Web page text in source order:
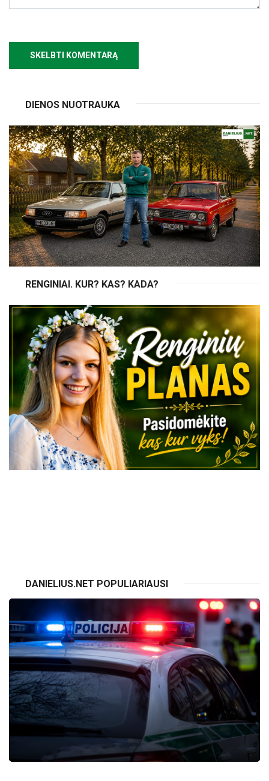
DIENOS NUOTRAUKA
RENGINIAI. KUR? KAS? KADA?
DANIELIUS.NET POPULIARIAUSI